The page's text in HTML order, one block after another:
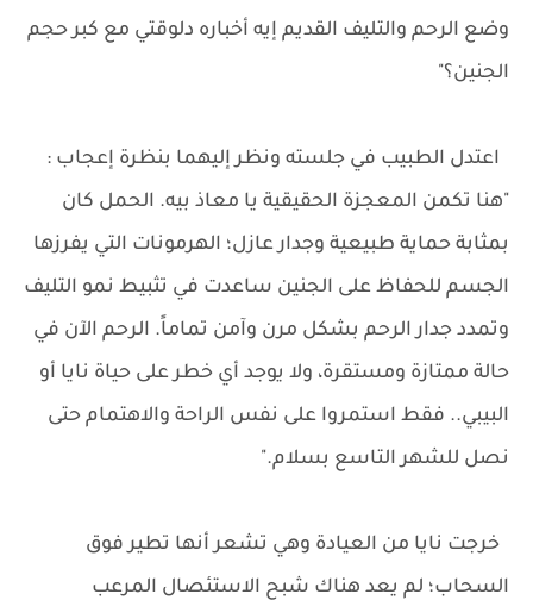
وضع الرحم والتليف القديم إيه أخباره دلوقتي مع كبر حجم
الجنين؟"
اعتدل الطبيب في جلسته ونظر إليهما بنظرة إعجاب :
"هنا تكمن المعجزة الحقيقية يا معاذ بيه. الحمل كان
بمثابة حماية طبيعية وجدار عازل؛ الهرمونات التي يفرزها
الجسم للحفاظ على الجنين ساعدت في تثبيط نمو التليف
وتمدد جدار الرحم بشكل مرن وآمن تماماً. الرحم الآن في
حالة ممتازة ومستقرة، ولا يوجد أي خطر على حياة نايا أو
البيبي.. فقط استمروا على نفس الراحة والاهتمام حتى
نصل للشهر التاسع بسلام."
خرجت نايا من العيادة وهي تشعر أنها تطير فوق
السحاب؛ لم يعد هناك شبح الاستئصال المرعب